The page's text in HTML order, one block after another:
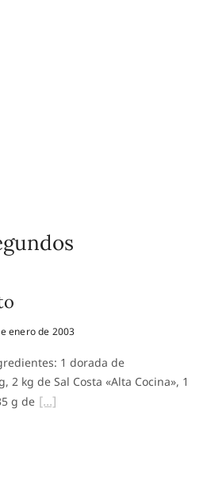
enero de 2003
1 dorada de
2 kg de Sal Costa «Alta Cocina», 1
g de